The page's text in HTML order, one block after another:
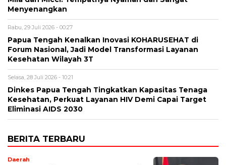
Menyenangkan
Rabu, 29 Juli 2026 - 00:27
Papua Tengah Kenalkan Inovasi KOHARUSEHAT di
Forum Nasional, Jadi Model Transformasi Layanan
Kesehatan Wilayah 3T
Selasa, 28 Juli 2026 - 10:21
Dinkes Papua Tengah Tingkatkan Kapasitas Tenaga
Kesehatan, Perkuat Layanan HIV Demi Capai Target
Eliminasi AIDS 2030
BERITA TERBARU
Daerah